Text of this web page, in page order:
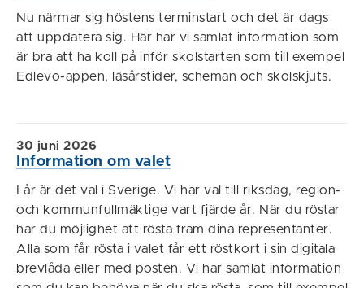
Nu närmar sig höstens terminstart och det är dags
att uppdatera sig. Här har vi samlat information som
är bra att ha koll på inför skolstarten som till exempel
Edlevo-appen, läsårstider, scheman och skolskjuts.
Information om valet
30 juni 2026
I år är det val i Sverige. Vi har val till riksdag, region-
och kommunfullmäktige vart fjärde år. När du röstar
har du möjlighet att rösta fram dina representanter.
Alla som får rösta i valet får ett röstkort i sin digitala
brevlåda eller med posten. Vi har samlat information